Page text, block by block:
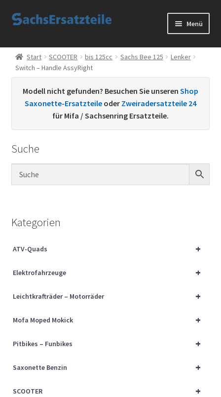
Zur
Zum
Menü
Start
AGB
Datenschutzerklärung
Kontakt
Sachs Ersatzteile
Über uns
Start SCOOTER bis 125cc Sachs Bee 125
Lenker
Switch – Handle AssyRight
Modell nicht gefunden? Besuchen Sie unseren Shop
Saxonette-Ersatzteile oder Zweiradersatzteile 24
für Mifa / Sachsenring Ersatzteile.
Suche
Kategorien
+
ATV-Quads
+
Elektrofahrzeuge
+
Leichtkrafträder – Motorräder
+
Mofa Moped Mokick
+
Pitbikes – Funbikes
+
Saxonette Benzin
+
SCOOTER